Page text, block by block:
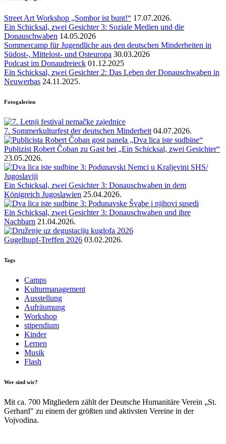
Street Art Workshop „Sombor ist bunt!“ 17.07.2026.
Ein Schicksal, zwei Gesichter 3: Soziale Medien und die
Donauschwaben 14.05.2026
Sommercamp für Jugendliche aus den deutschen Minderheiten in
Südost-, Mittelost- und Osteuropa 30.03.2026
Podcast im Donaudreieck 01.12.2025
Ein Schicksal, zwei Gesichter 2: Das Leben der Donauschwaben in
Neuwerbas 24.11.2025.
Fotogalerien
7. Sommerkulturfest der deutschen Minderheit 04.07.2026.
Publizist Robert Čoban zu Gast bei „Ein Schicksal, zwei Gesichter“
23.05.2026.
Ein Schicksal, zwei Gesichter 3: Donauschwaben in dem
Königreich Jugoslawien 25.04.2026.
Ein Schicksal, zwei Gesichter 3: Donauschwaben und ihre
Nachbarn 21.04.2026.
Gugelhupf-Treffen 2026 03.02.2026.
Tags
Camps
Kulturmanagement
Ausstellung
Aufräumung
Workshop
stipendium
Kinder
Lernen
Musik
Flash
Wer sind wir?
Mit ca. 700 Mitgliedern zählt der Deutsche Humanitäre Verein „St.
Gerhard" zu einem der größten und aktivsten Vereine in der
Vojvodina.